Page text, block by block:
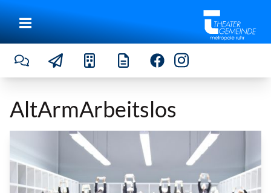
AltArmArbeitslos